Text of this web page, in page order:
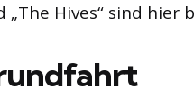
„The Hives“ sind